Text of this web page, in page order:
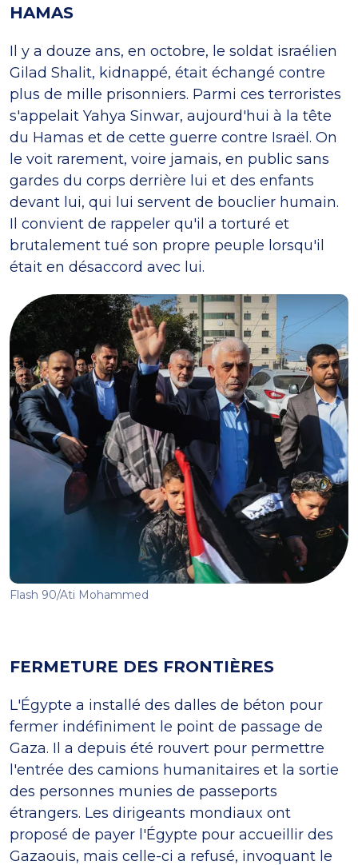
HAMAS
Il y a douze ans, en octobre, le soldat israélien
Gilad Shalit, kidnappé, était échangé contre
plus de mille prisonniers. Parmi ces terroristes
s'appelait Yahya Sinwar, aujourd'hui à la tête
du Hamas et de cette guerre contre Israël. On
le voit rarement, voire jamais, en public sans
gardes du corps derrière lui et des enfants
devant lui, qui lui servent de bouclier humain.
Il convient de rappeler qu'il a torturé et
brutalement tué son propre peuple lorsqu'il
était en désaccord avec lui.
Flash 90/Ati Mohammed
FERMETURE DES FRONTIÈRES
L'Égypte a installé des dalles de béton pour
fermer indéfiniment le point de passage de
Gaza. Il a depuis été rouvert pour permettre
l'entrée des camions humanitaires et la sortie
des personnes munies de passeports
étrangers. Les dirigeants mondiaux ont
proposé de payer l'Égypte pour accueillir des
Gazaouis, mais celle-ci a refusé, invoquant le